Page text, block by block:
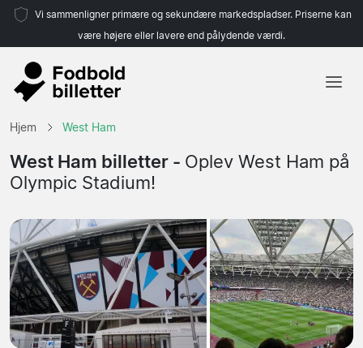
Vi sammenligner primære og sekundære markedspladser. Priserne kan
være højere eller lavere end pålydende værdi.
Hold
Hjem West Ham
West Ham billetter - Oplev West Ham på
Olympic Stadium!